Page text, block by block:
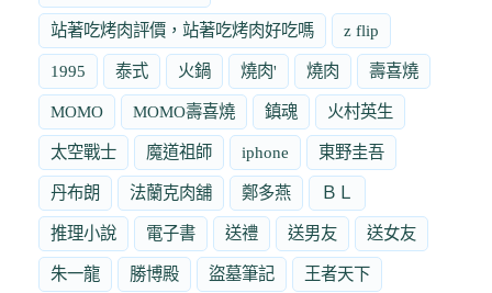
站著吃烤肉評價，站著吃烤肉好吃嗎 z flip
1995 泰式 火鍋 燒肉' 燒肉 壽喜燒
MOMO MOMO壽喜燒 鎮魂 火村英生
太空戰士 魔道祖師 iphone 東野圭吾
丹布朗 法蘭克肉舖 鄭多燕 ＢＬ
推理小說 電子書 送禮 送男友 送女友
朱一龍 勝博殿 盜墓筆記 王者天下